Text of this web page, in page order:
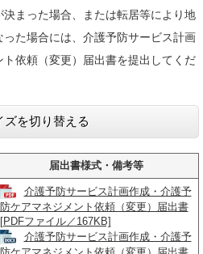
まった場合、または転居等により地
た場合には、介護予防サービス計画
依頼（変更）届出書を提出してくだ
ズを切り替える
届出書様式・備考等
介護予防サービス計画作成・介護予
防ケアマネジメント依頼（変更）届出書
[PDFファイル／167KB]
介護予防サービス計画作成・介護予